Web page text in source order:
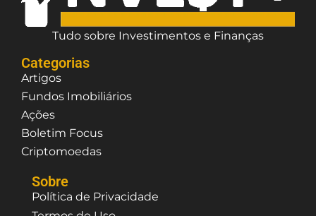
Tudo sobre Investimentos e Finanças
Categorias
Artigos
Fundos Imobiliários
Ações
Boletim Focus
Criptomoedas
Sobre
Política de Privacidade